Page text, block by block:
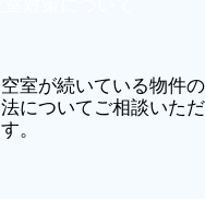
空室が続いている物件
法についてご相談いた
す。